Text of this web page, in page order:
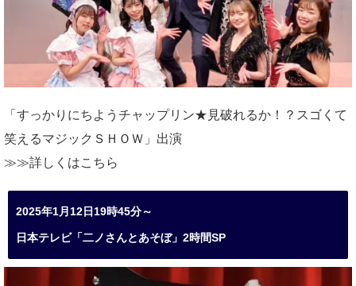
「すっかりにちようチャップリン★見破れるか！？スゴくて
笑えるマジックＳＨＯＷ」出演
≫≫詳しくはこちら
2025年1月12日19時45分～
日本テレビ「二ノさんとあそぼ」2時間SP